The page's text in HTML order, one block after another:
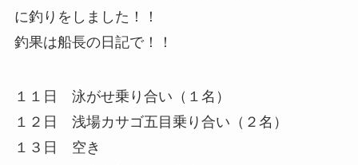
に釣りをしました！！
釣果は船長の日記で！！
１１日 泳がせ乗り合い（１名）
１２日 浅場カサゴ五目乗り合い（２名）
１３日 空き